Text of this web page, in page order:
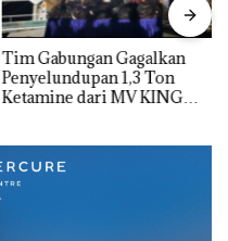
Tim Gabungan Gagalkan
Penyelundupan 1,3 Ton
Ketamine dari MV KING